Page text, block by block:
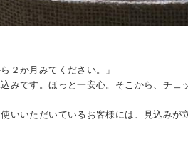
２か月みてください。」
みです。ほっと一安心。そこから、チェ
いいただいているお客様には、見込みが